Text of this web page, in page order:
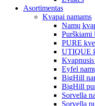
Asortimentas
Kvapai namams
Namų
Purškiami
PURE
UTIQUE
Kvapnusis
Eyfel
BigHill
BigHill
Sorvella
Sorvella